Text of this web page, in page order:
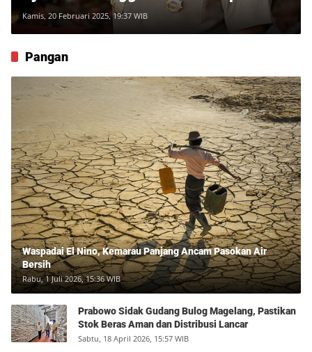
Kamis, 20 Februari 2025, 19:37 WIB
Pangan
Waspadai El Nino, Kemarau Panjang Ancam Pasokan Air
Bersih
Rabu, 1 Juli 2026, 15:36 WIB
Prabowo Sidak Gudang Bulog Magelang, Pastikan
Stok Beras Aman dan Distribusi Lancar
Sabtu, 18 April 2026, 15:57 WIB